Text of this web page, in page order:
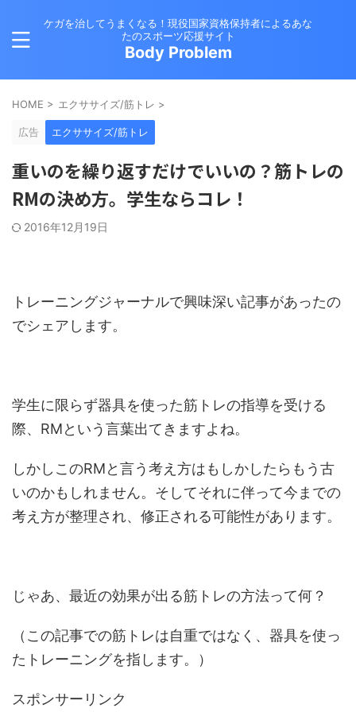
ケガを治してうまくなる！現役国家資格保持者によるあな
たのスポーツ応援サイト
Body Problem
HOME > エクササイズ/筋トレ >
広告 エクササイズ/筋トレ
重いのを繰り返すだけでいいの？筋トレの
RMの決め方。学生ならコレ！
2016年12月19日
トレーニングジャーナルで興味深い記事があったの
でシェアします。
学生に限らず器具を使った筋トレの指導を受ける
際、RMという言葉出てきますよね。
しかしこのRMと言う考え方はもしかしたらもう古
いのかもしれません。そしてそれに伴って今までの
考え方が整理され、修正される可能性があります。
じゃあ、最近の効果が出る筋トレの方法って何？
（この記事での筋トレは自重ではなく、器具を使っ
たトレーニングを指します。）
スポンサーリンク